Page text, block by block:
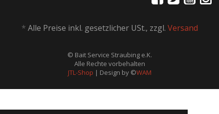
* Alle Preise inkl. gesetzlicher USt., zzgl. Versand
© Bait Service Straubing e.K.
Alle Rechte vorbehalten
JTL-Shop | Design by ©WAM